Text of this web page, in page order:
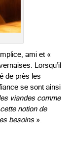
ami et «
Lorsqu’il
de près les
se sont ainsi
viandes comme
notion de
besoins ».